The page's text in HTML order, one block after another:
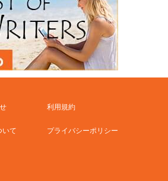
利用規約
いて プライバシーポリシー